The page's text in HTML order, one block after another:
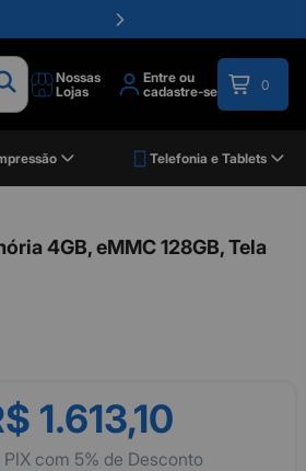
Nossas
Lojas
Entre ou
cadastre-se
0
Telefonia e Tablets
1.613,10
PIX com 5% de Desconto
4GB, eMMC 128GB, Tela